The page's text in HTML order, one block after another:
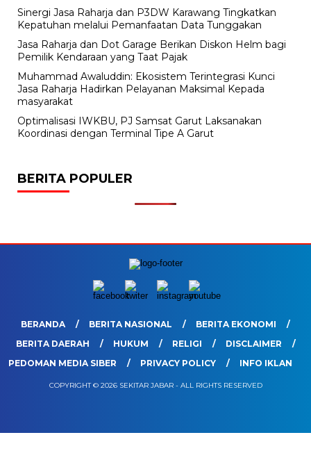
Sinergi Jasa Raharja dan P3DW Karawang Tingkatkan
Kepatuhan melalui Pemanfaatan Data Tunggakan
Jasa Raharja dan Dot Garage Berikan Diskon Helm bagi
Pemilik Kendaraan yang Taat Pajak
Muhammad Awaluddin: Ekosistem Terintegrasi Kunci
Jasa Raharja Hadirkan Pelayanan Maksimal Kepada
masyarakat
Optimalisasi IWKBU, PJ Samsat Garut Laksanakan
Koordinasi dengan Terminal Tipe A Garut
BERITA POPULER
BERANDA BERITA NASIONAL
BERITA EKONOMI
BERITA DAERAH
HUKUM RELIGI
DISCLAIMER
PEDOMAN MEDIA SIBER
PRIVACY POLICY INFO IKLAN
COPYRIGHT © 2026 SEKITAR JABAR - ALL RIGHTS RESERVED